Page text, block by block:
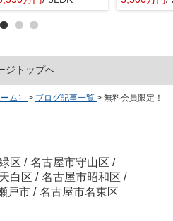
ジトップへ
ム） > ブログ記事一覧 > 無料会員限定！
区 / 名古屋市守山区 /
白区 / 名古屋市昭和区 /
戸市 / 名古屋市名東区